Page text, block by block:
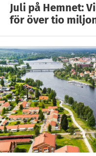
Juli på Hemnet:
för över tio